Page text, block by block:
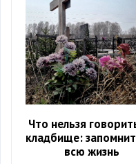
Что нельзя
кладбище:
всю жизнь